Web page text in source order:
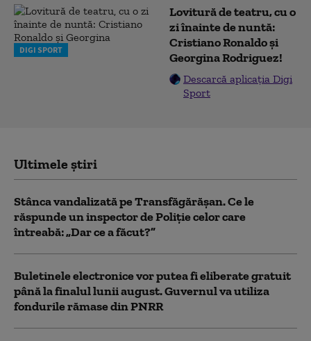
DIGI SPORT
Lovitură de teatru, cu o
zi înainte de nuntă:
Cristiano Ronaldo și
Georgina Rodriguez!
Descarcă aplicația Digi
Sport
Ultimele știri
Stânca vandalizată pe Transfăgărășan. Ce le
răspunde un inspector de Poliție celor care
întreabă: „Dar ce a făcut?”
Buletinele electronice vor putea fi eliberate gratuit
până la finalul lunii august. Guvernul va utiliza
fondurile rămase din PNRR